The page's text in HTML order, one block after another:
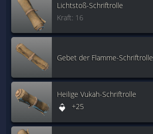
Lichtstoß-Schriftrolle
Kraft: 16
Gebet der Flamme-Schriftrolle
Heilige Vukah-Schriftrolle
+25